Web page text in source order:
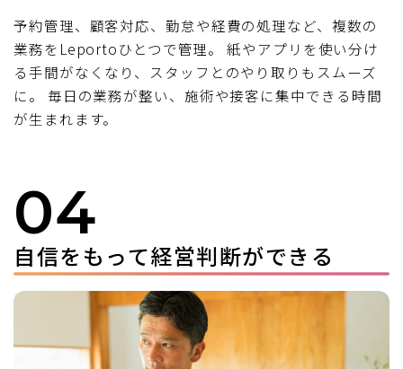
予約管理、顧客対応、勤怠や経費の処理など、複数の
業務をLeportoひとつで管理。 紙やアプリを使い分け
る手間がなくなり、スタッフとのやり取りもスムーズ
に。 毎日の業務が整い、施術や接客に集中できる時間
が生まれます。
04
自信をもって経営判断ができる